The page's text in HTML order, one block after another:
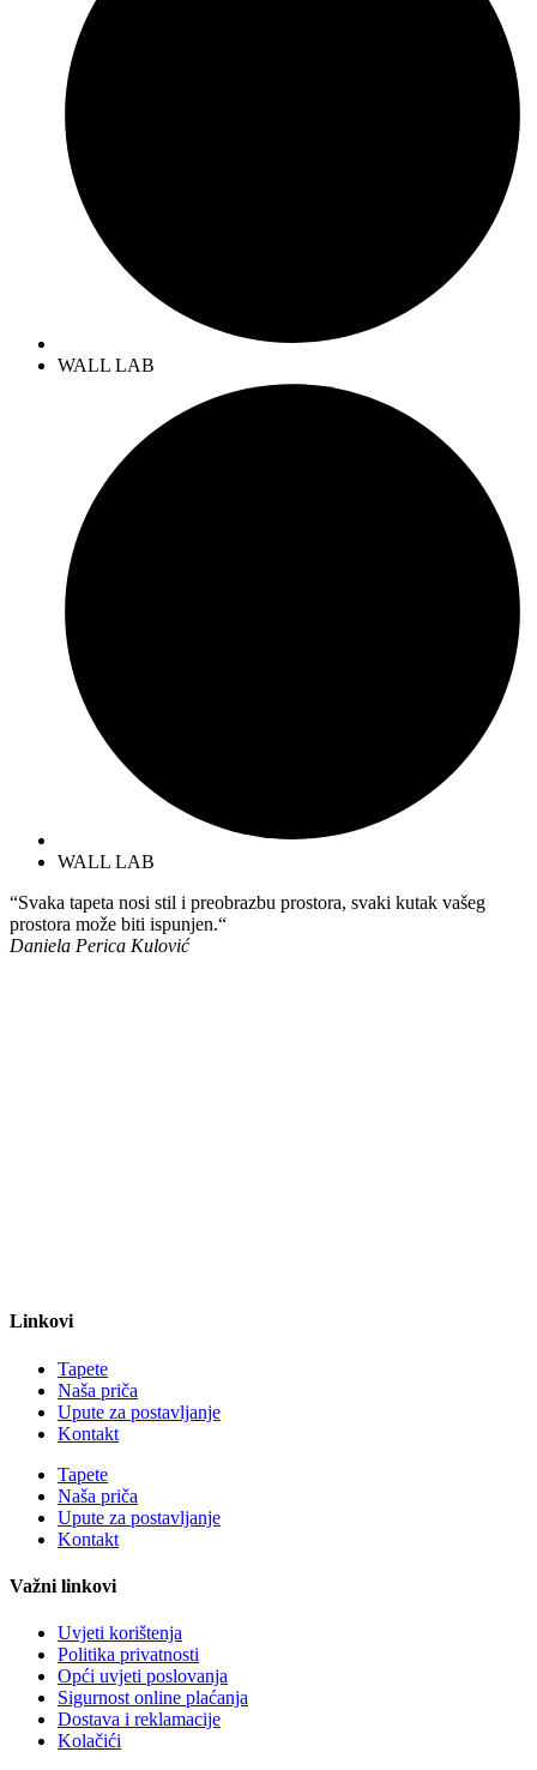
WALL LAB
WALL LAB
“Svaka tapeta nosi stil i preobrazbu prostora, svaki kutak vašeg
prostora može biti ispunjen.“
Daniela Perica Kulović
Linkovi
Tapete
Naša priča
Upute za postavljanje
Kontakt
Tapete
Naša priča
Upute za postavljanje
Kontakt
Važni linkovi
Uvjeti korištenja
Politika privatnosti
Opći uvjeti poslovanja
Sigurnost online plaćanja
Dostava i reklamacije
Kolačići